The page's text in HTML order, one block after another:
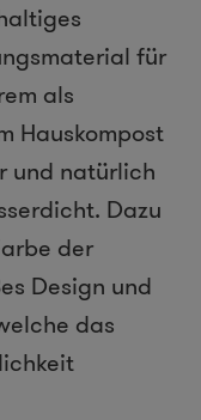
für
als
Hauskompost
und natürlich
Dazu
der
Design und
das